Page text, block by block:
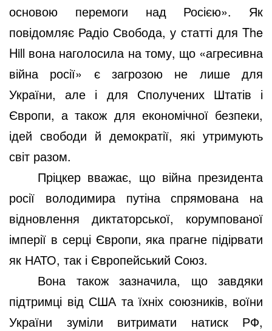
основою перемоги над Росією». Як
повідомляє Радіо Свобода, у статті для The
Hill вона наголосила на тому, що «агресивна
війна росії» є загрозою не лише для
України, але і для Сполучених Штатів і
Європи, а також для економічної безпеки,
ідей свободи й демократії, які утримують
світ разом.
Пріцкер вважає, що війна президента
росії володимира путіна спрямована на
відновлення диктаторської, корумпованої
імперії в серці Європи, яка прагне підірвати
як НАТО, так і Європейський Союз.
Вона також зазначила, що завдяки
підтримці від США та їхніх союзників, воїни
України зуміли витримати натиск РФ,